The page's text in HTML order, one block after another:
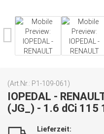
(Art.Nr.: P1-109-061 )
IOPEDAL -
(JG_) - 1.6 dCi 115
Lieferzeit: